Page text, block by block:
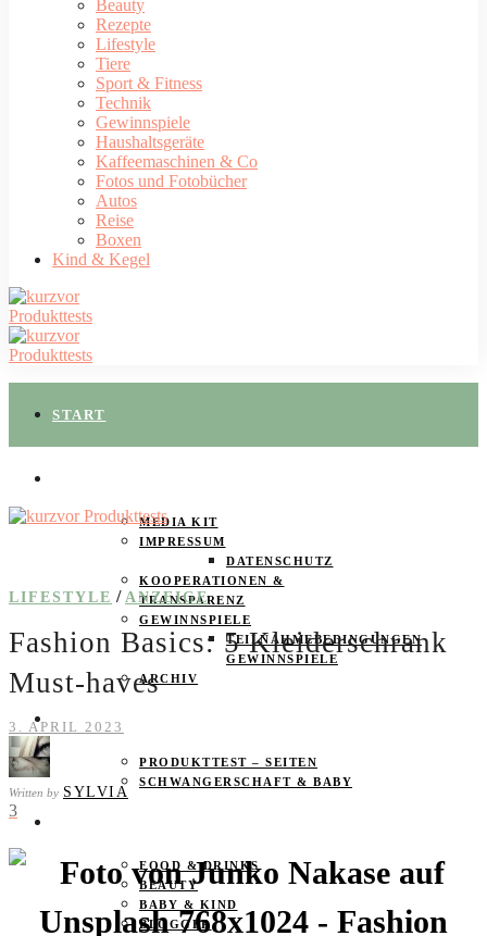
Beauty
Rezepte
Lifestyle
Tiere
Sport & Fitness
Technik
Gewinnspiele
Haushaltsgeräte
Kaffeemaschinen & Co
Fotos und Fotobücher
Autos
Reise
Boxen
Kind & Kegel
START
MEDIA KIT
IMPRESSUM
DATENSCHUTZ
KOOPERATIONEN &
TRANSPARENZ
GEWINNSPIELE
TEILNAHMEBEDINGUNGEN
GEWINNSPIELE
ARCHIV
SPAREN
PRODUKTTEST – SEITEN
SCHWANGERSCHAFT & BABY
FOOD & DRINKS
BEAUTY
BABY & KIND
BLOGGER
LIFESTYLE / ANZEIGE
Fashion Basics: 5 Kleiderschrank
Must-haves
3. APRIL 2023
Written by SYLVIA
3